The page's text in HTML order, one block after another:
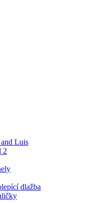
Luis
2
dlažba